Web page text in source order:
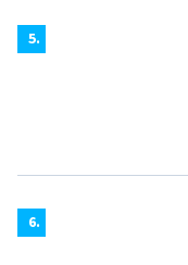
5.
6.